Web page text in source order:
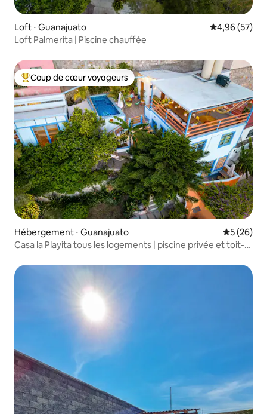
Loft ⋅ Guanajuato Évaluation
4,96 (57)
Loft Palmerita | Piscine chauffée
Coups de cœur voyageurs les plus appréciés
Coup de cœur voyageurs
Hébergement ⋅ Guanajuato
5 (26)
Casa la Playita tous les logements | piscine privée et toit-